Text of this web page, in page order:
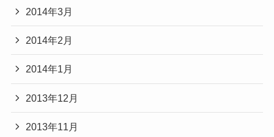
2014年3月
2014年2月
2014年1月
2013年12月
2013年11月